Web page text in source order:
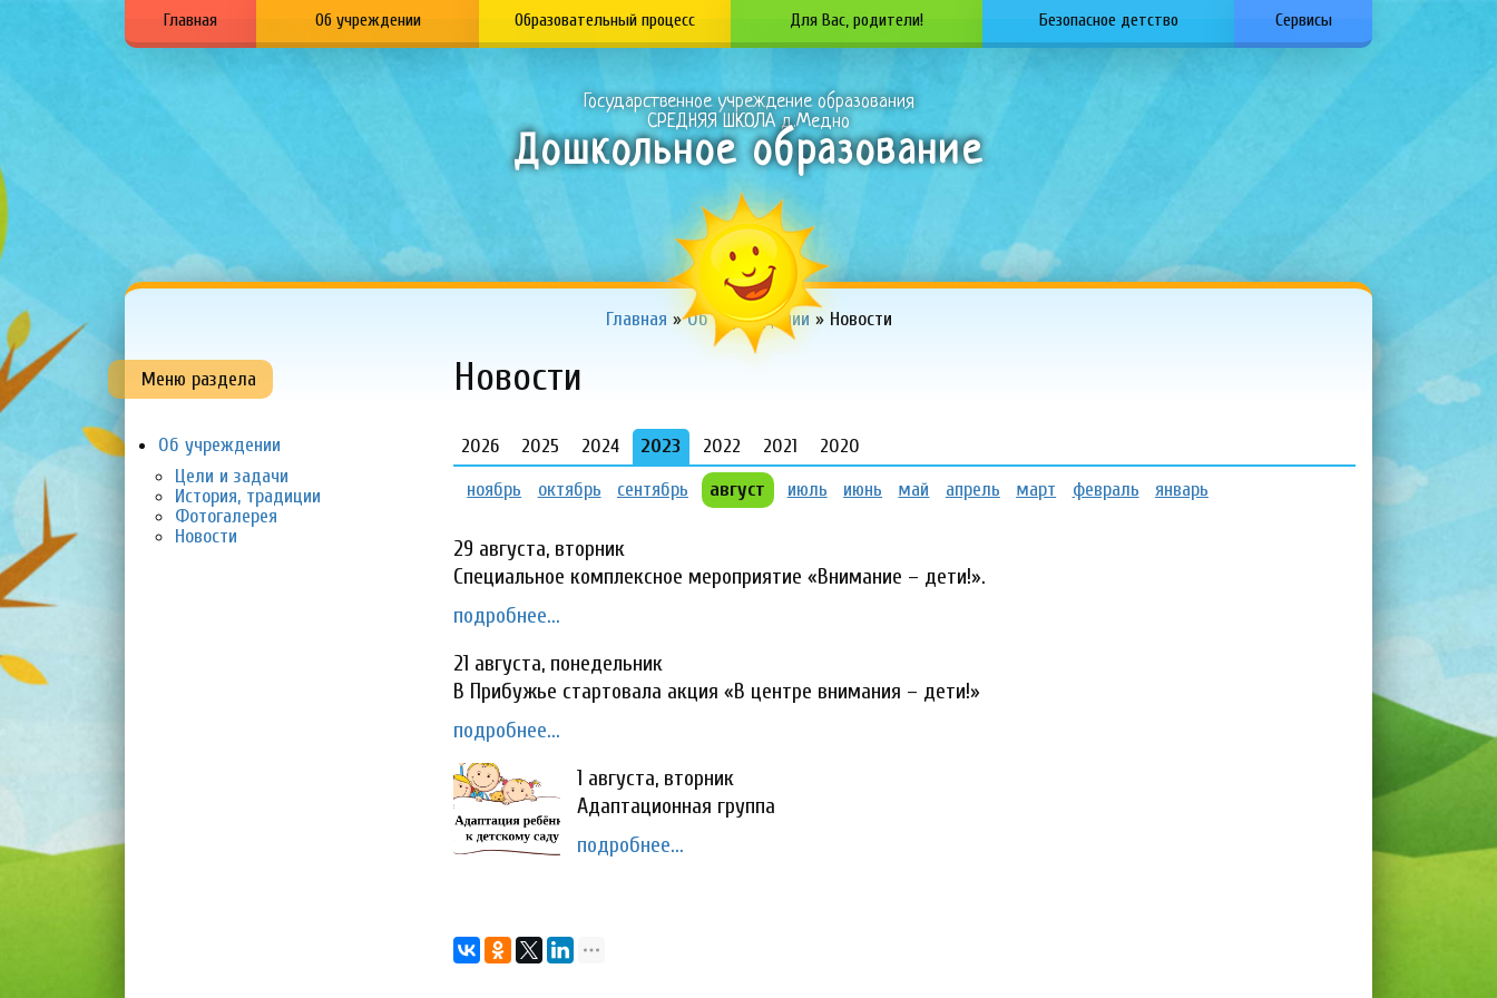
Главная Об учреждении Образовательный процесс Для Вас, родители! Безопасное детство Сервисы
Государственное учреждение образования
СРЕДНЯЯ ШКОЛА д.Медно
Дошкольное образование
Главная »Об учреждении » Новости
Новости
2026 2025 2024 2023 2022 2021
2020
ноябрь
октябрь сентябрь август июль июнь май апрель март февраль январь
29 августа, вторник
Специальное комплексное мероприятие «Внимание – дети!».
подробнее...
21 августа, понедельник
В Прибужье стартовала акция «В центре внимания – дети!»
подробнее...
1 августа, вторник
Адаптационная группа
подробнее...
Меню раздела
Об учреждении
Цели и задачи
История, традиции
Фотогалерея
Новости